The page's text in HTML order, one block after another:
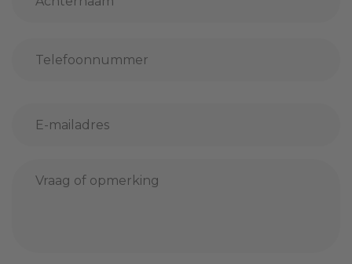
mailadres
*
titel *